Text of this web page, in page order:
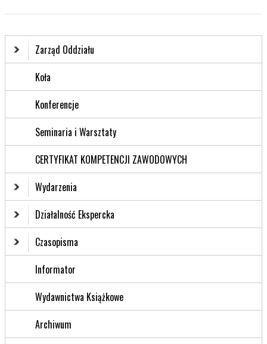
Zarząd Oddziału
Koła
Konferencje
Seminaria i Warsztaty
CERTYFIKAT KOMPETENCJI ZAWODOWYCH
Wydarzenia
Działalność Ekspercka
Czasopisma
Informator
Wydawnictwa Książkowe
Archiwum